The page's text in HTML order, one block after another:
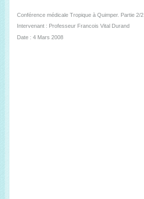
Conférence médicale Tropique à Quimper. Partie 2/2
Intervenant : Professeur Francois Vital Durand
Date : 4 Mars 2008